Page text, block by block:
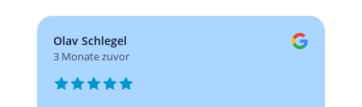
Olav Schlegel
3 Monate zuvor